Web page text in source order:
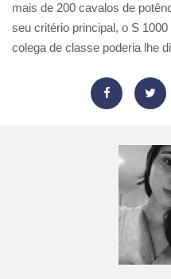
mais de 200 cavalos de
seu critério principal, o S
colega de classe poderia lhe